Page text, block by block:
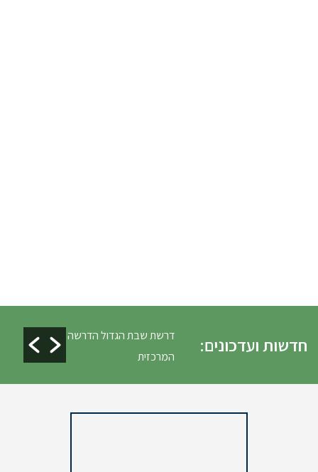
חדשות ועדכונים:
דרשת שבת הגדול הדרשה
המרכזית